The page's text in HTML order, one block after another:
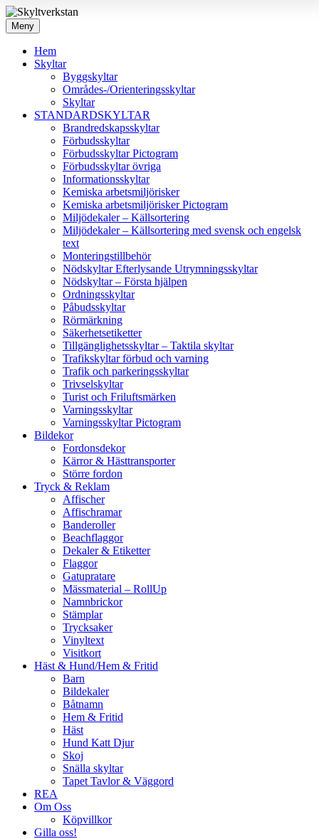
Meny
Hem
Skyltar
Byggskyltar
Områdes-/Orienteringsskyltar
Skyltar
STANDARDSKYLTAR
Brandredskapsskyltar
Förbudsskyltar
Förbudsskyltar Pictogram
Förbudsskyltar övriga
Informationsskyltar
Kemiska arbetsmiljörisker
Kemiska arbetsmiljörisker Pictogram
Miljödekaler – Källsortering
Miljödekaler – Källsortering med svensk och engelsk
text
Monteringstillbehör
Nödskyltar Efterlysande Utrymningsskyltar
Nödskyltar – Första hjälpen
Ordningsskyltar
Påbudsskyltar
Rörmärkning
Säkerhetsetiketter
Tillgänglighetsskyltar – Taktila skyltar
Trafikskyltar förbud och varning
Trafik och parkeringsskyltar
Trivselskyltar
Turist och Friluftsmärken
Varningsskyltar
Varningsskyltar Pictogram
Bildekor
Fordonsdekor
Kärror & Hästtransporter
Större fordon
Tryck & Reklam
Affischer
Affischramar
Banderoller
Beachflaggor
Dekaler & Etiketter
Flaggor
Gatupratare
Mässmaterial – RollUp
Namnbrickor
Stämplar
Trycksaker
Vinyltext
Visitkort
Häst & Hund/Hem & Fritid
Barn
Bildekaler
Båtnamn
Hem & Fritid
Häst
Hund Katt Djur
Skoj
Snälla skyltar
Tapet Tavlor & Väggord
REA
Om Oss
Köpvillkor
Gilla oss!